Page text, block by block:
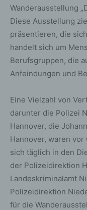
Wanderausstellung
Diese Ausstellung
präsentieren, die
handelt sich um
Berufsgruppen, die
Anfeindungen und
Eine Vielzahl von
darunter die Polizei
Hannover, die
Hannover, waren
sich täglich in den
der Polizeidirektion
Landeskriminalamt
Polizeidirektion
für die